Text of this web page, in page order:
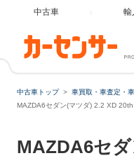
中古車 輸
中古車トップ 車買取・車査定・
MAZDA6セダン(マツダ) 2.2 XD
MAZDA6セ